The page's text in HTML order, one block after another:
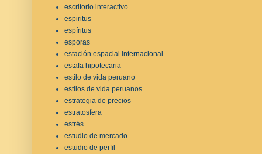
escritorio interactivo
espiritus
espíritus
esporas
estación espacial internacional
estafa hipotecaria
estilo de vida peruano
estilos de vida peruanos
estrategia de precios
estratosfera
estrés
estudio de mercado
estudio de perfil